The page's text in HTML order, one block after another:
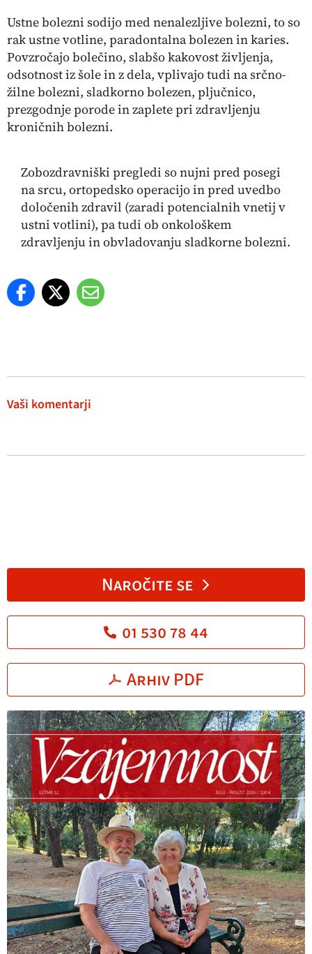
Ustne bolezni sodijo med nenalezljive bolezni, to so
rak ustne votline, paradontalna bolezen in karies.
Povzročajo bolečino, slabšo kakovost življenja,
odsotnost iz šole in z dela, vplivajo tudi na srčno-
žilne bolezni, sladkorno bolezen, pljučnico,
prezgodnje porode in zaplete pri zdravljenju
kroničnih bolezni.
Zobozdravniški pregledi so nujni pred posegi
na srcu, ortopedsko operacijo in pred uvedbo
določenih zdravil (zaradi potencialnih vnetij v
ustni votlini), pa tudi ob onkološkem
zdravljenju in obvladovanju sladkorne bolezni.
Vaši komentarji
Naročite se
01 530 78 44
Arhiv PDF